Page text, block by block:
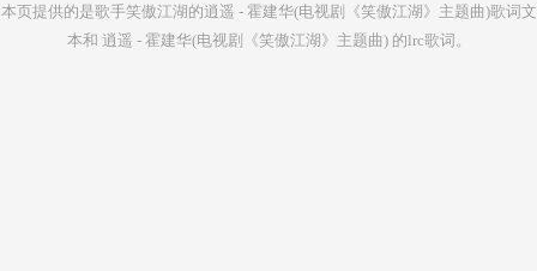
本页提供的是歌手笑傲江湖的逍遥 - 霍建华(电视剧《笑傲江湖》主题曲)歌词文
本和 逍遥 - 霍建华(电视剧《笑傲江湖》主题曲) 的lrc歌词。